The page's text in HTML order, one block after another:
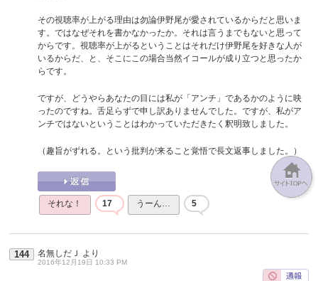
その視聴率が上がる理由は勿論伊野尾が愛されているからだと思いま
す。ではなぜそれを書かなかったか。それは言うまでもないと思って
からです。視聴率が上がるということはそれだけ伊野尾を好きな人が
いるからだ、と、そこにこの場合当然イコールが成り立つと思ったか
らです。
ですが、どうやらあなたの目には私が「アンチ」であるかのように映
ったのですね。舌足らずで申し訳ありませんでした。ですが、私がア
ンチではないということはわかっていただきたく釈明致しました。
（趣旨がずれる。という批判が来ること覚悟で長文返事しました。）
それな！ 17 うーん… 5
144 名無しだＪ より
2016年12月19日 10:33 PM